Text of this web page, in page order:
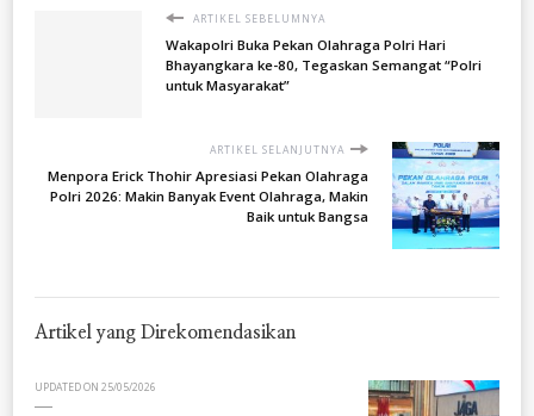
ARTIKEL SEBELUMNYA
Wakapolri Buka Pekan Olahraga Polri Hari
Bhayangkara ke-80, Tegaskan Semangat “Polri
untuk Masyarakat”
ARTIKEL SELANJUTNYA
Menpora Erick Thohir Apresiasi Pekan Olahraga
Polri 2026: Makin Banyak Event Olahraga, Makin
Baik untuk Bangsa
Artikel yang Direkomendasikan
UPDATED ON 25/05/2026